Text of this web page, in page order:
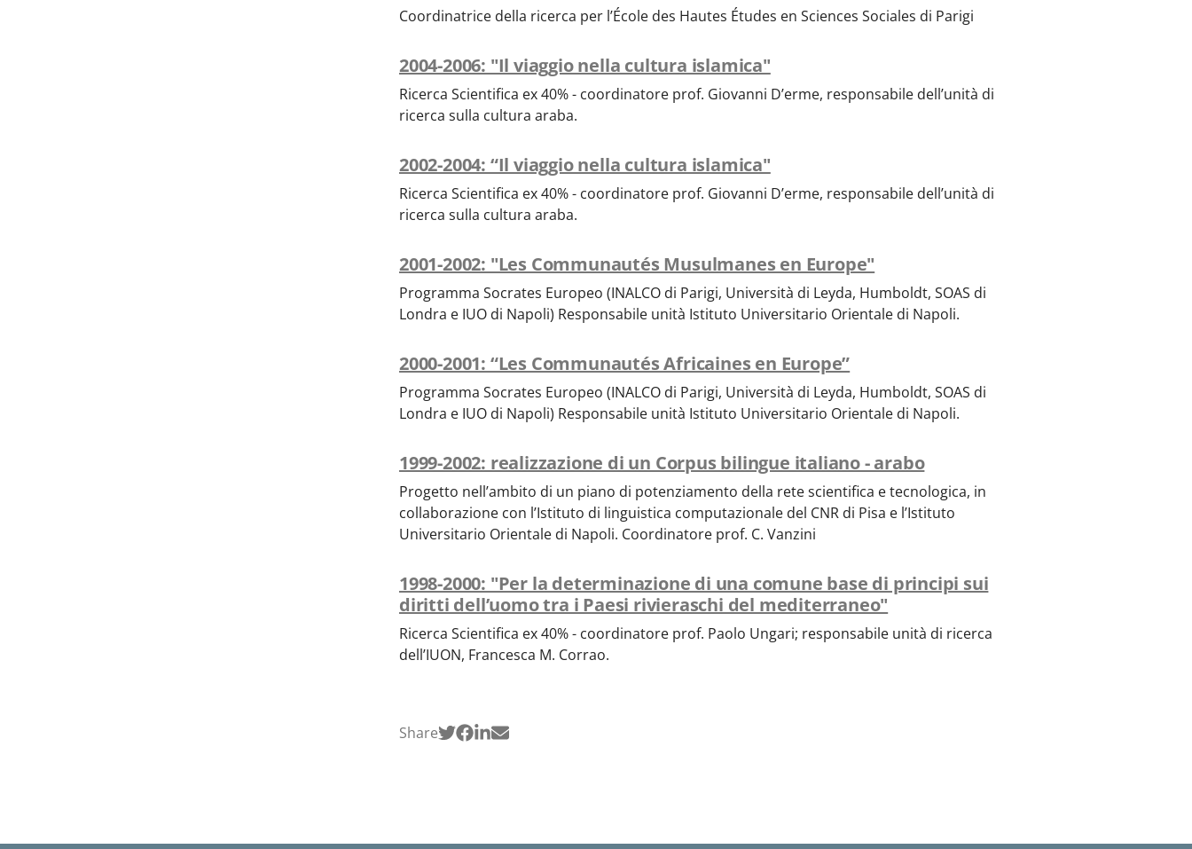
Coordinatrice della ricerca per l’École des Hautes Études en Sciences Sociales di Parigi
2004-2006: "Il viaggio nella cultura islamica"
Ricerca Scientifica ex 40% - coordinatore prof. Giovanni D’erme, responsabile dell’unità di
ricerca sulla cultura araba.
2002-2004: “Il viaggio nella cultura islamica"
Ricerca Scientifica ex 40% - coordinatore prof. Giovanni D’erme, responsabile dell’unità di
ricerca sulla cultura araba.
2001-2002: "Les Communautés Musulmanes en Europe"
Programma Socrates Europeo (INALCO di Parigi, Università di Leyda, Humboldt, SOAS di
Londra e IUO di Napoli) Responsabile unità Istituto Universitario Orientale di Napoli.
2000-2001: “Les Communautés Africaines en Europe”
Programma Socrates Europeo (INALCO di Parigi, Università di Leyda, Humboldt, SOAS di
Londra e IUO di Napoli) Responsabile unità Istituto Universitario Orientale di Napoli.
1999-2002: realizzazione di un Corpus bilingue italiano - arabo
Progetto nell’ambito di un piano di potenziamento della rete scientifica e tecnologica, in
collaborazione con l’Istituto di linguistica computazionale del CNR di Pisa e l’Istituto
Universitario Orientale di Napoli. Coordinatore prof. C. Vanzini
1998-2000: "Per la determinazione di una comune base di principi sui
diritti dell’uomo tra i Paesi rivieraschi del mediterraneo"
Ricerca Scientifica ex 40% - coordinatore prof. Paolo Ungari; responsabile unità di ricerca
dell’IUON, Francesca M. Corrao.
Share